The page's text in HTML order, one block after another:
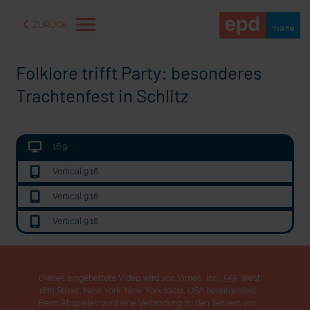
ZURÜCK
Folklore trifft Party: besonderes
Trachtenfest in Schlitz
16:9
Vertical 9:16
Vertical 9:16
Vertical 9:16
Dieses eingebettete Video wird von Vimeo, Inc., 555 West
18th Street, New York, New York 10011, USA bereitgestellt.
Beim Abspielen wird eine Verbindung zu den Servern von